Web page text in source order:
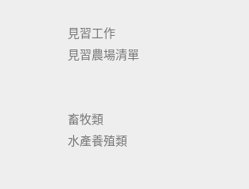
見習工作
見習農場清單
畜牧類
水產養殖類